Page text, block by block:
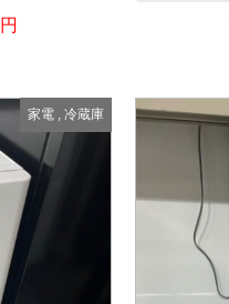
円
家電, 冷蔵庫